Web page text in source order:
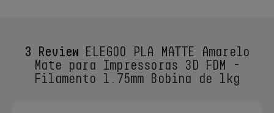
3 Review ELEGOO PLA MATTE Amarelo
Mate para Impressoras 3D FDM -
Filamento 1.75mm Bobina de 1kg